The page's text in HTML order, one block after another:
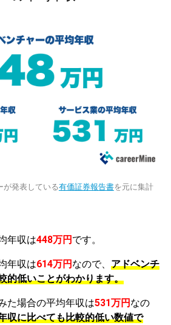
が発表している有価証券報告書を元に集計
年収は448万円 です。
年収は614万円 なので、 アドベンチ
的低いことがわかります。
た場合の平均年収は531万円 なの
収に比べても比較的低い数値で